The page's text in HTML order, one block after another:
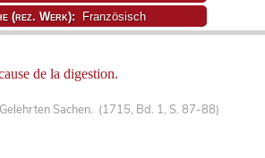
de la digestion.
Sachen. (1715, Bd. 1, S. 87-88)
(rez. Werk): Französisch